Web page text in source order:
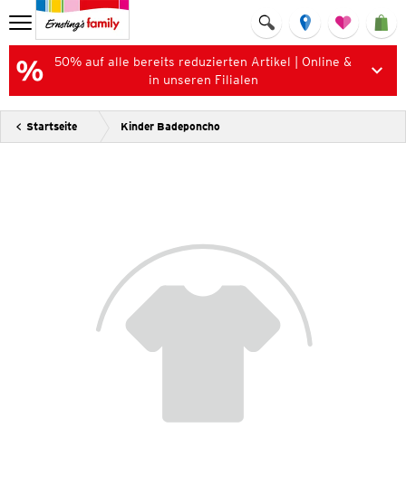
50% auf alle bereits reduzierten Artikel | Online &
in unseren Filialen
Startseite Kinder Badeponcho